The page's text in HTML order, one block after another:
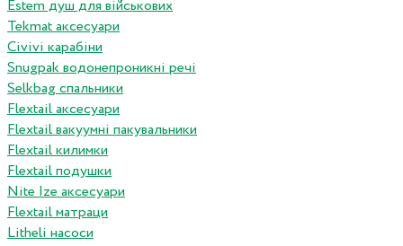
Estem душ для військових
Tekmat аксесуари
Сivivi карабіни
Snugpak водонепроникні речі
Selkbag спальники
Flextail аксесуари
Flextail вакуумні пакувальники
Flextail килимки
Flextail подушки
Nite Ize аксесуари
Flextail матраци
Litheli насоси